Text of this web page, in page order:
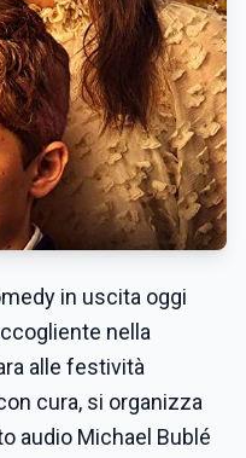
in uscita oggi
nella
alle festività
cura, si organizza
audio Michael Bublé